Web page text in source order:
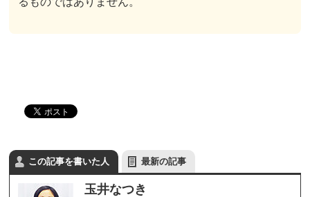
この記事を書いた人 最新の記事
玉井なつき